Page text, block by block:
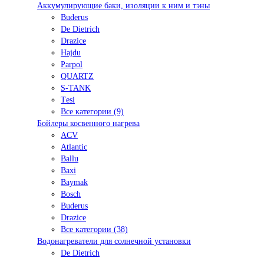
Аккумулирующие баки, изоляции к ним и тэны
Buderus
De Dietrich
Drazice
Hajdu
Parpol
QUARTZ
S-TANK
Tеsi
Все категории (9)
Бойлеры косвенного нагрева
ACV
Atlantic
Ballu
Baxi
Baymak
Bosch
Buderus
Drazice
Все категории (38)
Водонагреватели для солнечной установки
De Dietrich